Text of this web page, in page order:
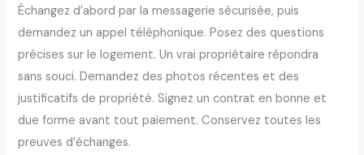
Échangez d’abord par la messagerie sécurisée, puis
demandez un appel téléphonique. Posez des questions
précises sur le logement. Un vrai propriétaire répondra
sans souci. Demandez des photos récentes et des
justificatifs de propriété. Signez un contrat en bonne et
due forme avant tout paiement. Conservez toutes les
preuves d’échanges.